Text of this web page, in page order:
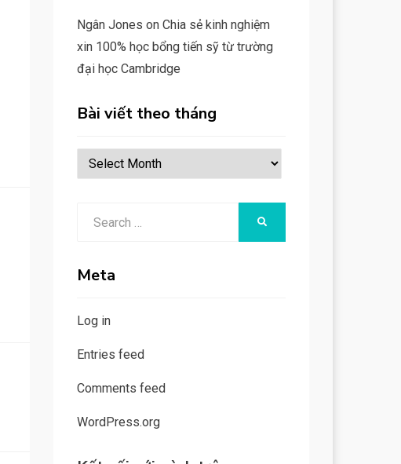
Ngân Jones on Chia sẻ kinh nghiệm
xin 100% học bổng tiến sỹ từ trường
đại học Cambridge
Bài viết theo tháng
Bài
viết
tháng
Meta
Log in
Entries feed
Comments feed
WordPress.org